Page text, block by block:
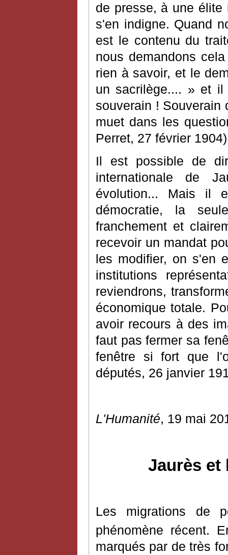
de presse, à une élite
s'en indigne. Quand
est le contenu du
nous demandons
rien à savoir, et le
un sacrilège.... » et
souverain ! Souverain
muet dans les
Perret, 27 février
Il est possible de
internationale de
évolution... Mais il
démocratie, la
franchement et
recevoir un mandat
les modifier, on s'en
institutions
reviendrons,
économique totale.
avoir recours à des
faut pas fermer sa
fenêtre si fort que
députés, 26 janvier
L'Humanité, 19 mai
Jaurès et
Les migrations de
phénomène récent.
marqués par de très